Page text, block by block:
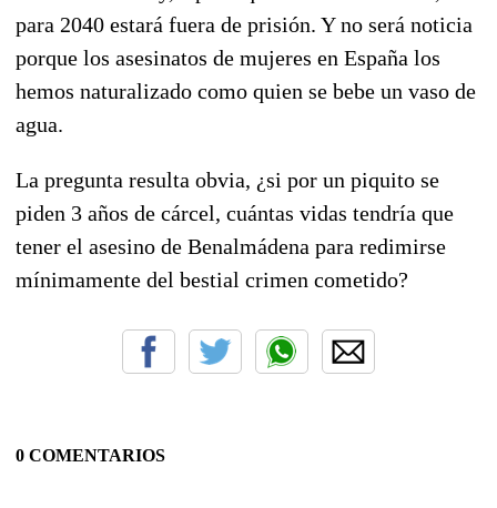
para 2040 estará fuera de prisión. Y no será noticia
porque los asesinatos de mujeres en España los
hemos naturalizado como quien se bebe un vaso de
agua.
La pregunta resulta obvia, ¿si por un piquito se
piden 3 años de cárcel, cuántas vidas tendría que
tener el asesino de Benalmádena para redimirse
mínimamente del bestial crimen cometido?
0 COMENTARIOS